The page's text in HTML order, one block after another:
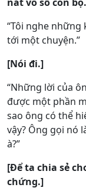
“Tôi nghe
tới một chuyện.”
[Nói đi.]
“Những lời của
được một phần
sao ông có thể
vậy? Ông gọi nó
à?”
[Để ta chia sẻ
chứng.]